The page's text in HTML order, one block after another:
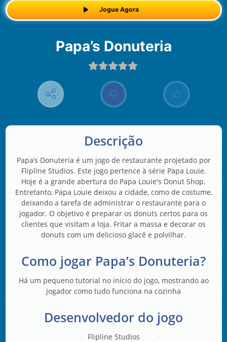
Jogue Agora
Papa’s Donuteria
Descrição
Papa’s Donuteria é um jogo de restaurante projetado por
Flipline Studios. Este jogo pertence à série Papa Louie.
Hoje é a grande abertura do Papa Louie's Donut Shop.
Entretanto, Papa Louie deixou a cidade, como de costume,
deixando a tarefa de administrar o restaurante para o
jogador. O objetivo é preparar os donuts certos para os
clientes que visitam a loja. Fritar a massa e decorar os
donuts com um delicioso glacê e polvilhar.
Como jogar Papa’s Donuteria?
Há um pequeno tutorial no início do jogo, mostrando ao
jogador como tudo funciona na cozinha
Desenvolvedor do jogo
Flipline Studios